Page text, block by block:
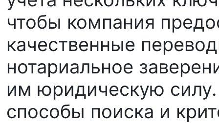
чтобы компания
качественные
нотариальное
им юридическую
способы поиска и